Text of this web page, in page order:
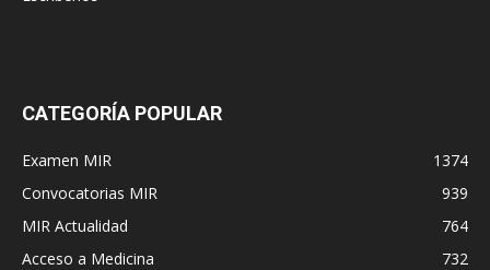
CATEGORÍA POPULAR
Examen MIR
1374
Convocatorias MIR
939
MIR Actualidad
764
Acceso a Medicina
732